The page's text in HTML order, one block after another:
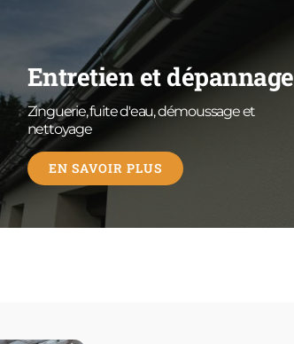
Entretien et dépannage
Zinguerie, fuite d'eau, démoussage et
nettoyage
EN SAVOIR PLUS